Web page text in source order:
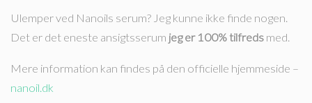
Ulemper ved Nanoils serum? Jeg kunne ikke finde nogen.
Det er det eneste ansigtsserum jeg er 100% tilfreds med.
Mere information kan findes på den officielle hjemmeside –
nanoil.dk